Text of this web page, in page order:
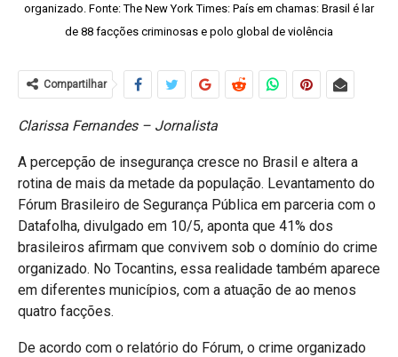
organizado. Fonte: The New York Times: País em chamas: Brasil é lar
de 88 facções criminosas e polo global de violência
Compartilhar
Clarissa Fernandes – Jornalista
A percepção de insegurança cresce no Brasil e altera a
rotina de mais da metade da população. Levantamento do
Fórum Brasileiro de Segurança Pública em parceria com o
Datafolha, divulgado em 10/5, aponta que 41% dos
brasileiros afirmam que convivem sob o domínio do crime
organizado. No Tocantins, essa realidade também aparece
em diferentes municípios, com a atuação de ao menos
quatro facções.
De acordo com o relatório do Fórum, o crime organizado